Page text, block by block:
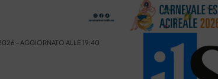
- AGGIORNATO ALLE 19:40